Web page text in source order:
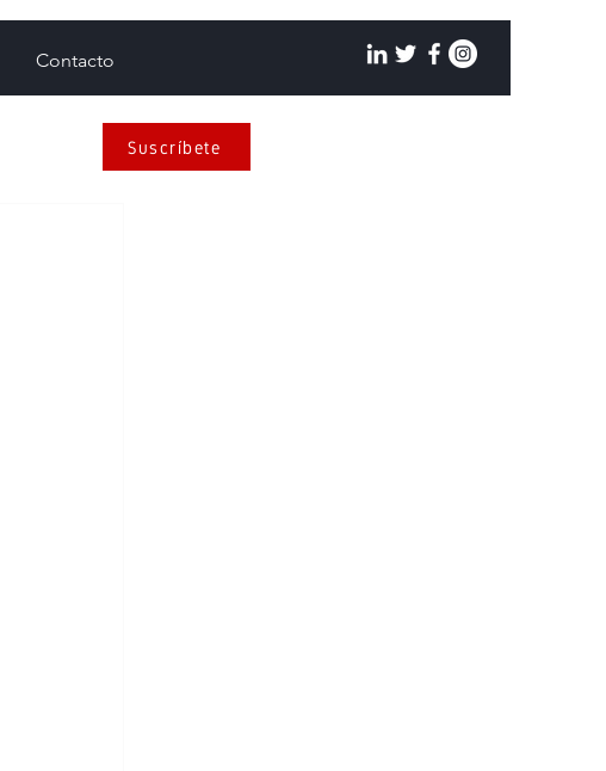
Contacto
Suscríbete